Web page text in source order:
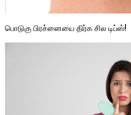
பொடுகு பிரச்னையை திர்க சில டிப்ஸ்!